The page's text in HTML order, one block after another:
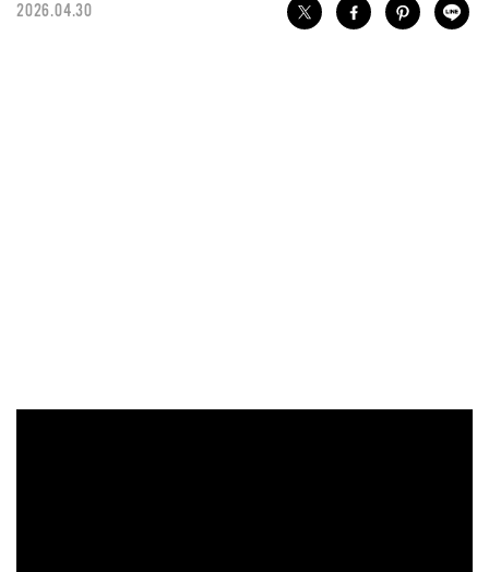
2026.04.30